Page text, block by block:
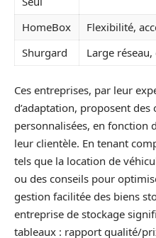
HomeBox
Flexibilité,
Shurgard
Large
Ces entreprises, par leur
d’adaptation, proposent des
personnalisées, en fonction
leur clientèle. En tenant
tels que la location de
ou des conseils pour
gestion facilitée des biens
entreprise de stockage
tableaux : rapport qualité/